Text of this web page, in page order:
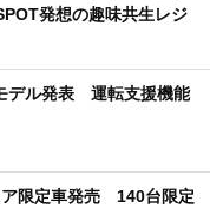
発想の趣味共生レジ
デル発表 運転支援機能
ア限定車発売 140台限定